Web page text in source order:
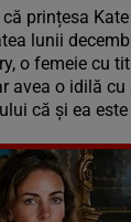
prințesa
lunii
o femeie cu
avea o idilă
că și ea